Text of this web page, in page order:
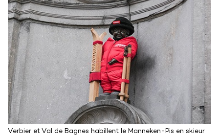
Verbier et Val de Bagnes habillent le Manneken-Pis en skieur